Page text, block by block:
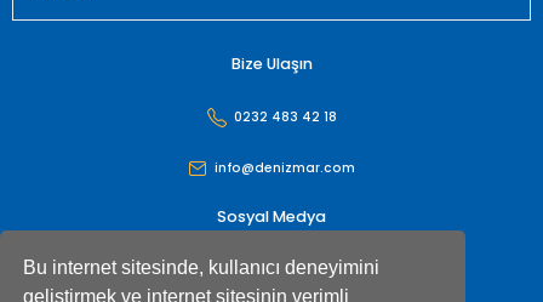
Bu internet sitesinde, kullanıcı deneyimini
geliştirmek ve internet sitesinin verimli
Bize Ulaşın
0232 483 42 18
info@denizmar.com
Sosyal Medya